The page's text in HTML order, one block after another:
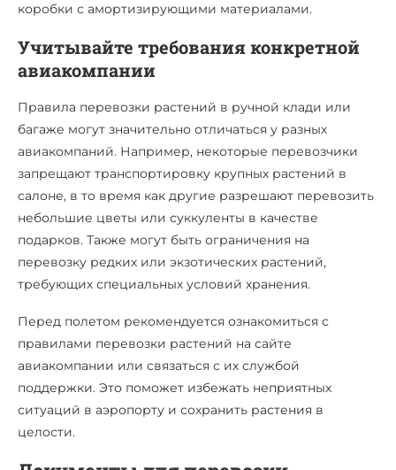
коробки с амортизирующими материалами.
Учитывайте требования конкретной
авиакомпании
Правила перевозки растений в ручной клади или
багаже могут значительно отличаться у разных
авиакомпаний. Например, некоторые перевозчики
запрещают транспортировку крупных растений в
салоне, в то время как другие разрешают перевозить
небольшие цветы или суккуленты в качестве
подарков. Также могут быть ограничения на
перевозку редких или экзотических растений,
требующих специальных условий хранения.
Перед полетом рекомендуется ознакомиться с
правилами перевозки растений на сайте
авиакомпании или связаться с их службой
поддержки. Это поможет избежать неприятных
ситуаций в аэропорту и сохранить растения в
целости.